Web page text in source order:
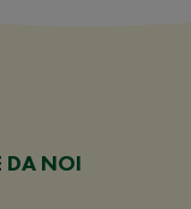
DA NOI